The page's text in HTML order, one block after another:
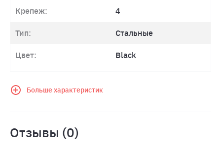
Крепеж: 4
Тип: Стальные
Цвет: Black
Больше характеристик
Отзывы (0)